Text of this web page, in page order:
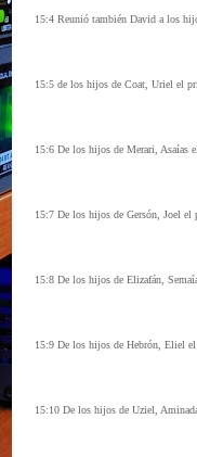
15:4 Reunió también David a los
15:5 de los hijos de Coat, Uriel el
15:6 De los hijos de Merari, Asaías
15:7 De los hijos de Gersón, Joel el
15:8 De los hijos de Elizafán,
15:9 De los hijos de Hebrón, Eliel
15:10 De los hijos de Uziel,